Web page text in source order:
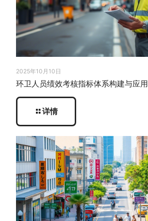
2025年10月10日
环卫人员绩效考核指标体系构建与应用
详情